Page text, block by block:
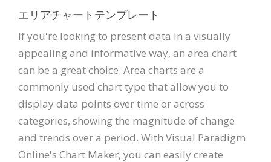
エリアチャートテンプレート
If you're looking to present data in a visually
appealing and informative way, an area chart
can be a great choice. Area charts are a
commonly used chart type that allow you to
display data points over time or across
categories, showing the magnitude of change
and trends over a period. With Visual Paradigm
Online's Chart Maker, you can easily create